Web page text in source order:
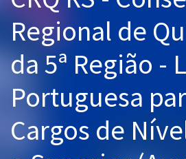
Graduação
Mentorias
Questões grátis
Regional de
da 5ª Região -
Portuguesa
Cargos de